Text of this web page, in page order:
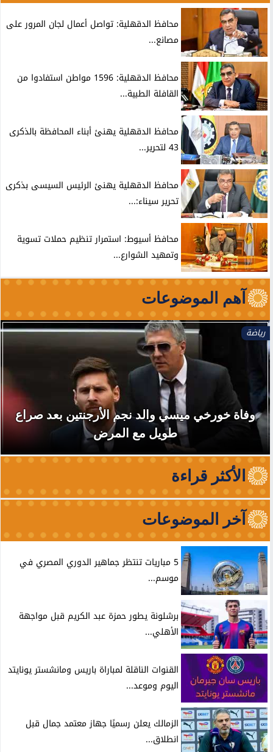
محافظ الدقهلية: تواصل أعمال لجان المرور على
مصانع...
محافظ الدقهلية: 1596 مواطن استفادوا من
القافلة الطبية...
محافظ الدقهلية يهنئ أبناء المحافظة بالذكرى
43 لتحرير...
محافظ الدقهلية يهنئ الرئيس السيسى بذكرى
تحرير سيناء:...
محافظ أسيوط: استمرار تنظيم حملات تسوية
وتمهيد الشوارع...
آهم الموضوعات
رياضة
وفاة خورخي ميسي والد نجم الأرجنتين بعد صراع
طويل مع المرض
الأكثر قراءة
آخر الموضوعات
5 مباريات تنتظر جماهير الدوري المصري في
موسم...
برشلونة يطور حمزة عبد الكريم قبل مواجهة
الأهلي...
القنوات الناقلة لمباراة باريس ومانشستر يونايتد
اليوم وموعد...
الزمالك يعلن رسميًا جهاز معتمد جمال قبل
انطلاق...